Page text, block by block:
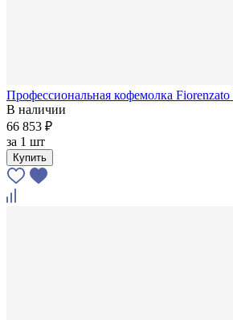
Профессиональная кофемолка Fiorenzato
В наличии
66 853 ₽
за 1 шт
Купить